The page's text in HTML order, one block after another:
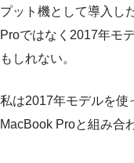
プット機として導入し
Proではなく2017年モ
もしれない。
私は2017年モデルを使
MacBook Proと組み合